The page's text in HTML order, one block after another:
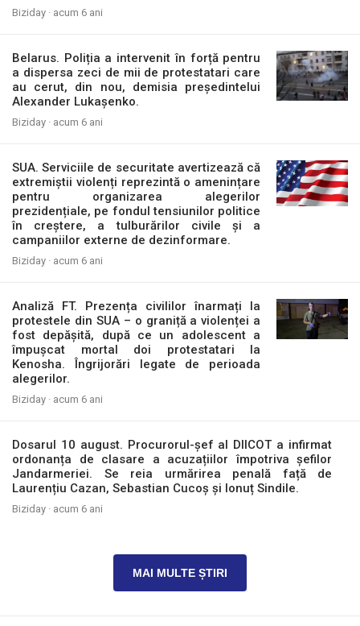
Biziday · acum 6 ani
Belarus. Poliția a intervenit în forță pentru
a dispersa zeci de mii de protestatari care
au cerut, din nou, demisia președintelui
Alexander Lukașenko.
Biziday · acum 6 ani
SUA. Serviciile de securitate avertizează că
extremiștii violenți reprezintă o amenințare
pentru organizarea alegerilor
prezidențiale, pe fondul tensiunilor politice
în creștere, a tulburărilor civile și a
campaniilor externe de dezinformare.
Biziday · acum 6 ani
Analiză FT. Prezența civililor înarmați la
protestele din SUA – o graniță a violenței a
fost depășită, după ce un adolescent a
împușcat mortal doi protestatari la
Kenosha. Îngrijorări legate de perioada
alegerilor.
Biziday · acum 6 ani
Dosarul 10 august. Procurorul-șef al DIICOT a infirmat
ordonanța de clasare a acuzațiilor împotriva șefilor
Jandarmeriei. Se reia urmărirea penală față de
Laurențiu Cazan, Sebastian Cucoș și Ionuț Sindile.
Biziday · acum 6 ani
MAI MULTE ȘTIRI